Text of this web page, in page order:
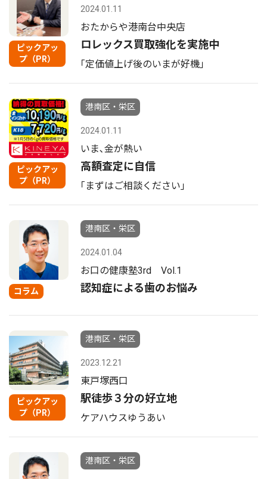
ピックアッ
プ（PR）
2024.01.11
おたからや港南台中央店
ロレックス買取強化を実施中
｢定価値上げ後のいまが好機｣
ピックアッ
プ（PR）
港南区・栄区
2024.01.11
いま､金が熱い
高額査定に自信
｢まずはご相談ください｣
コラム
港南区・栄区
2024.01.04
お口の健康塾3rd Vol.1
認知症による歯のお悩み
ピックアッ
プ（PR）
港南区・栄区
2023.12.21
東戸塚西口
駅徒歩３分の好立地
ケアハウスゆうあい
港南区・栄区